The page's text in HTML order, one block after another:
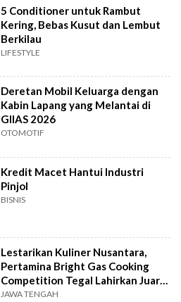
5 Conditioner untuk Rambut
Kering, Bebas Kusut dan Lembut
Berkilau
LIFESTYLE
Deretan Mobil Keluarga dengan
Kabin Lapang yang Melantai di
GIIAS 2026
OTOMOTIF
Kredit Macet Hantui Industri
Pinjol
BISNIS
Lestarikan Kuliner Nusantara,
Pertamina Bright Gas Cooking
Competition Tegal Lahirkan Juara
Baru
JAWA TENGAH